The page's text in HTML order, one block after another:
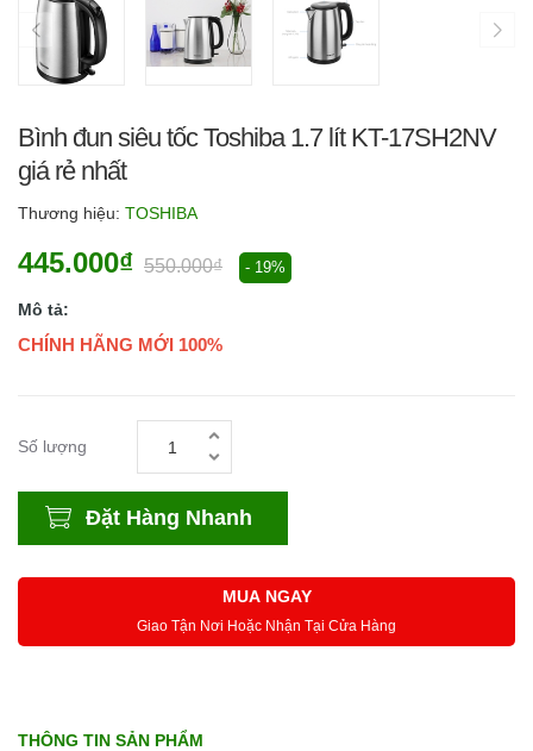
Bình đun siêu tốc Toshiba 1.7 lít KT-17SH2NV
giá rẻ nhất
Thương hiệu: TOSHIBA
445.000₫ 550.000₫ - 19%
Mô tả:
CHÍNH HÃNG MỚI 100%
Số lượng
Đặt Hàng Nhanh
MUA NGAY
Giao Tận Nơi Hoặc Nhận Tại Cửa Hàng
THÔNG TIN SẢN PHẨM